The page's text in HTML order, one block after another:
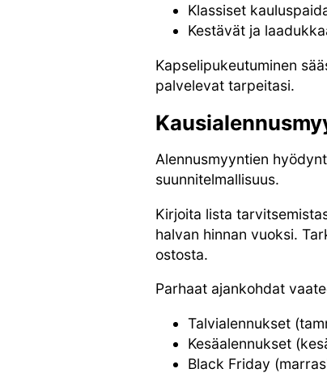
Klassiset
Kestävät ja
Kapselipukeutuminen
palvelevat tarpeitasi.
Alennusmyyntien
suunnitelmallisuus.
Kirjoita lista
halvan hinnan vuoksi.
ostosta.
Parhaat ajankohdat
Talvialennukset
Kesäalennukset
Black Friday